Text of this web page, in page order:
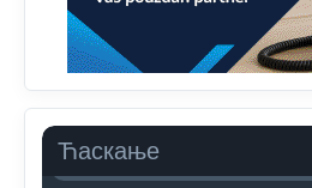
Ћаскање
Sve i da se nekim čudom vojska
Kosovo-kome će se vratiti? Gdje
da brani? A imamo vojsku
dobro i da se što bolje opreme
Анонимно2808202 јуче 1:38
i mi tebi želimo dug život i tešku